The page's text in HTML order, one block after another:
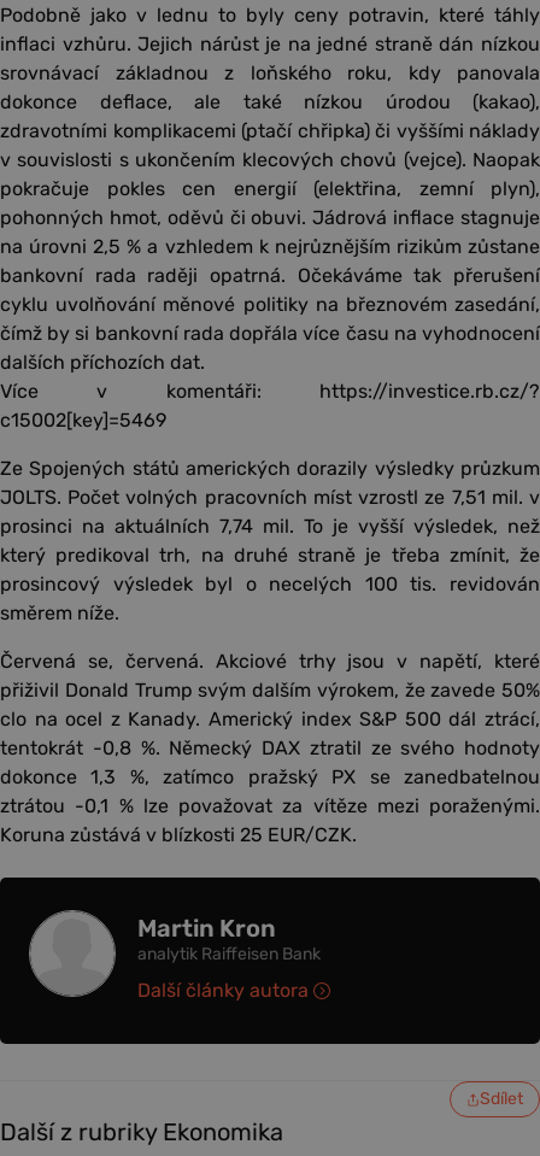
Podobně jako v lednu to byly ceny potravin, které táhly
inflaci vzhůru. Jejich nárůst je na jedné straně dán nízkou
srovnávací základnou z loňského roku, kdy panovala
dokonce deflace, ale také nízkou úrodou (kakao),
zdravotními komplikacemi (ptačí chřipka) či vyššími náklady
v souvislosti s ukončením klecových chovů (vejce). Naopak
pokračuje pokles cen energií (elektřina, zemní plyn),
pohonných hmot, oděvů či obuvi. Jádrová inflace stagnuje
na úrovni 2,5 % a vzhledem k nejrůznějším rizikům zůstane
bankovní rada raději opatrná. Očekáváme tak přerušení
cyklu uvolňování měnové politiky na březnovém zasedání,
čímž by si bankovní rada dopřála více času na vyhodnocení
dalších příchozích dat.
Více v komentáři: https://investice.rb.cz/?
c15002[key]=5469
Ze Spojených států amerických dorazily výsledky průzkum
JOLTS. Počet volných pracovních míst vzrostl ze 7,51 mil. v
prosinci na aktuálních 7,74 mil. To je vyšší výsledek, než
který predikoval trh, na druhé straně je třeba zmínit, že
prosincový výsledek byl o necelých 100 tis. revidován
směrem níže.
Červená se, červená. Akciové trhy jsou v napětí, které
přiživil Donald Trump svým dalším výrokem, že zavede 50%
clo na ocel z Kanady. Americký index S&P 500 dál ztrácí,
tentokrát -0,8 %. Německý DAX ztratil ze svého hodnoty
dokonce 1,3 %, zatímco pražský PX se zanedbatelnou
ztrátou -0,1 % lze považovat za vítěze mezi poraženými.
Koruna zůstává v blízkosti 25 EUR/CZK.
Martin Kron
analytik Raiffeisen Bank
Další články autora
Sdílet
Další z rubriky Ekonomika